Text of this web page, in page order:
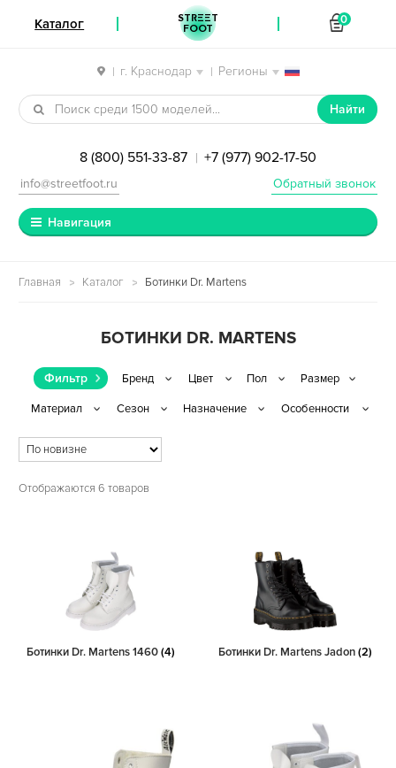
| г. Краснодар | Регионы
Перейти к навигации
Перейти к содержимому
Найти
8 (800) 551-33-87 | +7 (977) 902-17-50
Обратный звонок
info@streetfoot.ru
Навигация
Главная Каталог Ботинки Dr. Martens
БОТИНКИ DR. MARTENS
Фильтр
Отображаются 6 товаров
Ботинки Dr. Martens 1460(4) Ботинки Dr. Martens Jadon(2)
Каталог STREET
FOOT
0